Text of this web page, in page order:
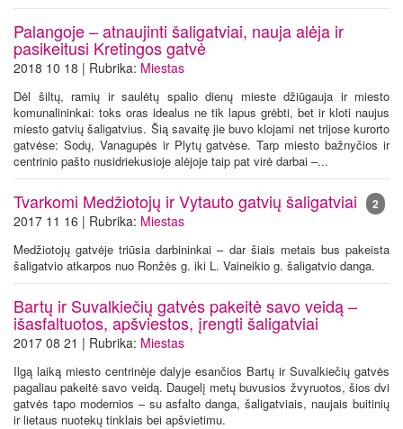
Palangoje – atnaujinti šaligatviai, nauja alėja ir
pasikeitusi Kretingos gatvė
2018 10 18 | Rubrika: Miestas
Dėl šiltų, ramių ir saulėtų spalio dienų mieste džiūgauja ir miesto
komunalininkai: toks oras idealus ne tik lapus grėbti, bet ir kloti naujus
miesto gatvių šaligatvius. Šią savaitę jie buvo klojami net trijose kurorto
gatvėse: Sodų, Vanagupės ir Plytų gatvėse. Tarp miesto bažnyčios ir
centrinio pašto nusidriekusioje alėjoje taip pat virė darbai –...
Tvarkomi Medžiotojų ir Vytauto gatvių šaligatviai 2
2017 11 16 | Rubrika: Miestas
Medžiotojų gatvėje triūsia darbininkai – dar šiais metais bus pakeista
šaligatvio atkarpos nuo Ronžės g. iki L. Vaineikio g. šaligatvio danga.
Bartų ir Suvalkiečių gatvės pakeitė savo veidą –
išasfaltuotos, apšviestos, įrengti šaligatviai
2017 08 21 | Rubrika: Miestas
Ilgą laiką miesto centrinėje dalyje esančios Bartų ir Suvalkiečių gatvės
pagaliau pakeitė savo veidą. Daugelį metų buvusios žvyruotos, šios dvi
gatvės tapo modernios – su asfalto danga, šaligatviais, naujais buitinių
ir lietaus nuotekų tinklais bei apšvietimu.